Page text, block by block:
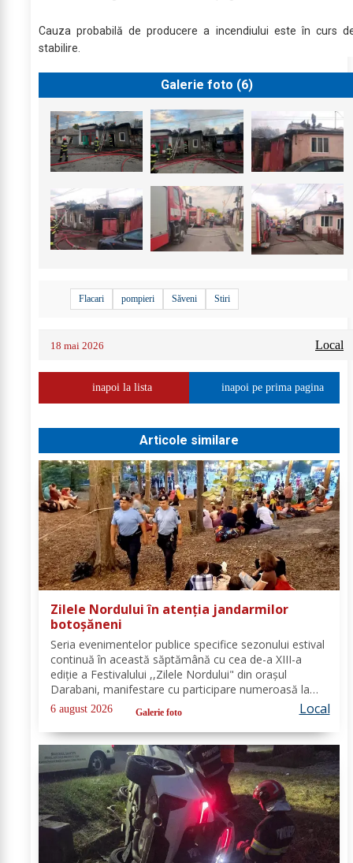
Cauza probabilă de producere a incendiului este în curs
stabilire.
Galerie foto (6)
Flacari pompieri Săveni Stiri
18 mai 2026 Local
inapoi la lista inapoi pe prima pagina
Articole similare
Zilele Nordului în atenția jandarmilor
botoșăneni
Seria evenimentelor publice specifice sezonului estival
continuă în această săptămână cu cea de-a XIII-a
ediție a Festivalului ,,Zilele Nordului" din orașul
Darabani, manifestare cu participare numeroasă la
care Inspectoratul de Jandarmi Județean Botoșani, în
cooperare cu partenerii instituționali,...
6 august 2026 Galerie foto Local